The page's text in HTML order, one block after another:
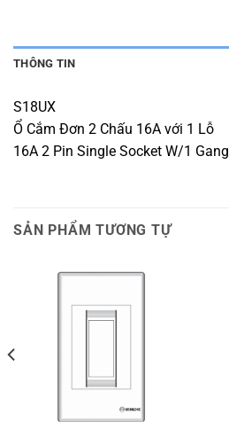
THÔNG TIN
S18UX
Ổ Cắm Đơn 2 Chấu 16A với 1 Lỗ
16A 2 Pin Single Socket W/1 Gang
SẢN PHẨM TƯƠNG TỰ